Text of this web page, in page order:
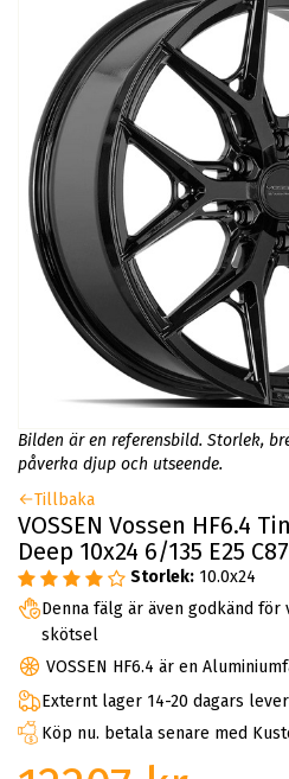
Bilden är en referensbild. Storlek,
påverka djup och utseende.
Tillbaka
VOSSEN Vossen HF6.4
Deep 10x24 6/135 E25
Storlek: 10.0x24
Denna fälg är även godkänd
skötsel
VOSSEN HF6.4 är en
Externt lager 14-20 dagars
Köp nu. betala senare med